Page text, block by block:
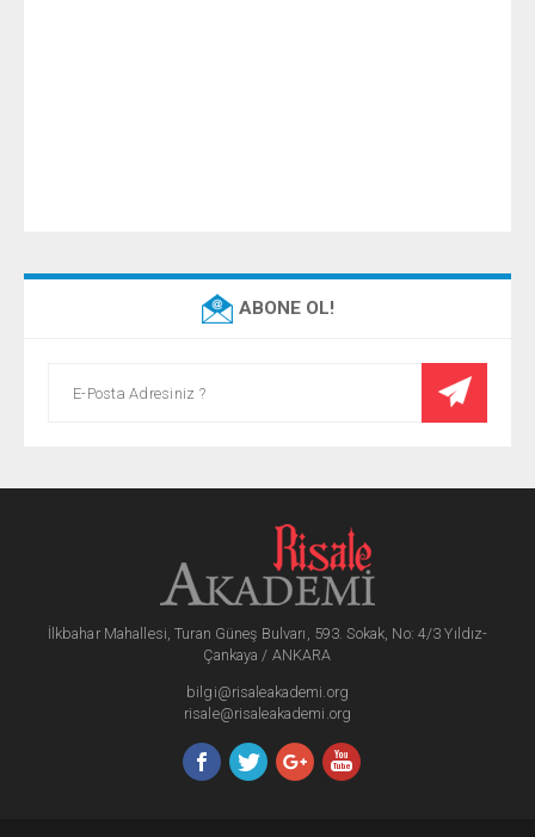
ABONE OL!
İlkbahar Mahallesi, Turan Güneş Bulvarı, 593. Sokak, No: 4/3 Yıldız-
Çankaya / ANKARA
bilgi@risaleakademi.org
risale@risaleakademi.org